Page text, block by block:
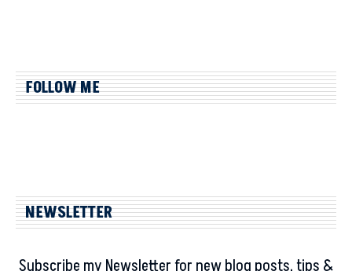
FOLLOW ME
NEWSLETTER
Subscribe my Newsletter for new blog posts, tips &